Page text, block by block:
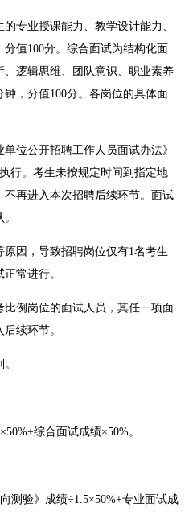
专业授课能力、教学设计能力、
值100分。综合面试为结构化面
逻辑思维、团队意识、职业素养
，分值100分。各岗位的具体面
位公开招聘工作人员面试办法》
行。考生未按规定时间到指定地
再进入本次招聘后续环节。面试
因，导致招聘岗位仅有1名考生
常进行。
例岗位的面试人员，其任一项面
续环节。
综合面试成绩×50%。
测验》成绩÷1.5×50%+专业面试成